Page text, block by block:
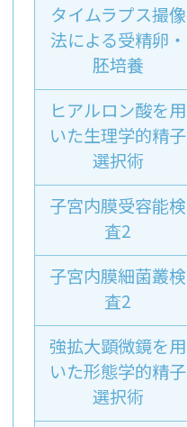
タイムラプス撮像
法による受精卵・
胚培養
ヒアルロン酸を用
いた生理学的精子
選択術
子宮内膜受容能検
査2
子宮内膜細菌叢検
査2
強拡大顕微鏡を用
いた形態学的精子
選択術